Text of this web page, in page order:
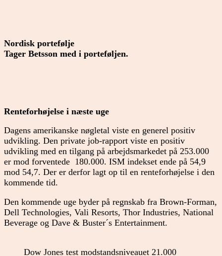
Nordisk portefølje
Tager Betsson med i porteføljen.
Renteforhøjelse i næste uge
Dagens amerikanske nøgletal viste en generel positiv
udvikling. Den private job-rapport viste en positiv
udvikling med en tilgang på arbejdsmarkedet på 253.000
er mod forventede 180.000. ISM indekset ende på 54,9
mod 54,7. Der er derfor lagt op til en renteforhøjelse i den
kommende tid.
Den kommende uge byder på regnskab fra Brown-Forman,
Dell Technologies, Vali Resorts, Thor Industries, National
Beverage og Dave & Buster´s Entertainment.
Dow Jones test modstandsniveauet 21.000